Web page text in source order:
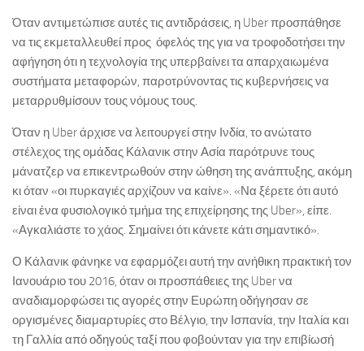
Όταν αντιμετώπισε αυτές τις αντιδράσεις, η Uber προσπάθησε
να τις εκμεταλλευθεί προς όφελός της για να τροφοδοτήσει την
αφήγηση ότι η τεχνολογία της υπερβαίνει τα απαρχαιωμένα
συστήματα μεταφορών, παροτρύνοντας τις κυβερνήσεις να
μεταρρυθμίσουν τους νόμους τους.
Όταν η Uber άρχισε να λειτουργεί στην Ινδία, το ανώτατο
στέλεχος της ομάδας Κάλανικ στην Ασία παρότρυνε τους
μάνατζερ να επικεντρωθούν στην ώθηση της ανάπτυξης, ακόμη
κι όταν «οι πυρκαγιές αρχίζουν να καίνε». «Να ξέρετε ότι αυτό
είναι ένα φυσιολογικό τμήμα της επιχείρησης της Uber», είπε.
«Αγκαλιάστε το χάος. Σημαίνει ότι κάνετε κάτι σημαντικό».
Ο Κάλανικ φάνηκε να εφαρμόζει αυτή την ανήθικη πρακτική τον
Ιανουάριο του 2016, όταν οι προσπάθειες της Uber να
αναδιαμορφώσει τις αγορές στην Ευρώπη οδήγησαν σε
οργισμένες διαμαρτυρίες στο Βέλγιο, την Ισπανία, την Ιταλία και
τη Γαλλία από οδηγούς ταξί που φοβούνταν για την επιβίωσή